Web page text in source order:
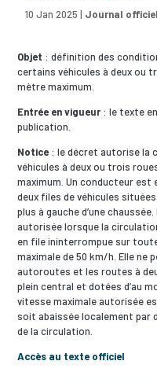
10 Jan 2025 | Journal
Objet : définition des
certains véhicules à deux ou
mètre maximum.
Entrée en vigueur : le texte
publication.
Notice : le décret autorise la
véhicules à deux ou trois
maximum. Un conducteur est
deux files de véhicules
plus à gauche d’une
autorisée lorsque la
en file ininterrompue sur
maximale de 50 km/h. Elle ne
autoroutes et les routes à
plein central et dotées d’au
vitesse maximale autorisée
soit abaissée localement par
de la circulation.
Accès au texte officiel